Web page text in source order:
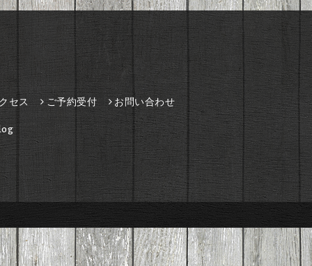
セス ご予約受付 お問い合わせ